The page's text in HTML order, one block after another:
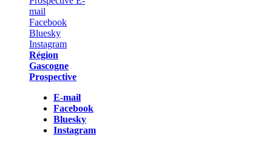
Région
Gascogne
Prospective
E-mail
Facebook
Bluesky
Instagram